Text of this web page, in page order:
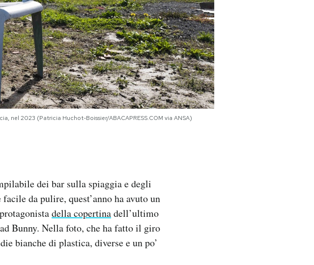
nel 2023 (Patricia Huchot-Boissier/ABACAPRESS.COM via ANSA)
dei bar sulla spiaggia e degli
da pulire, quest’anno ha avuto un
della copertinadell’ultimo
Bunny. Nella foto, che ha fatto il giro
bianche di plastica, diverse e un po’